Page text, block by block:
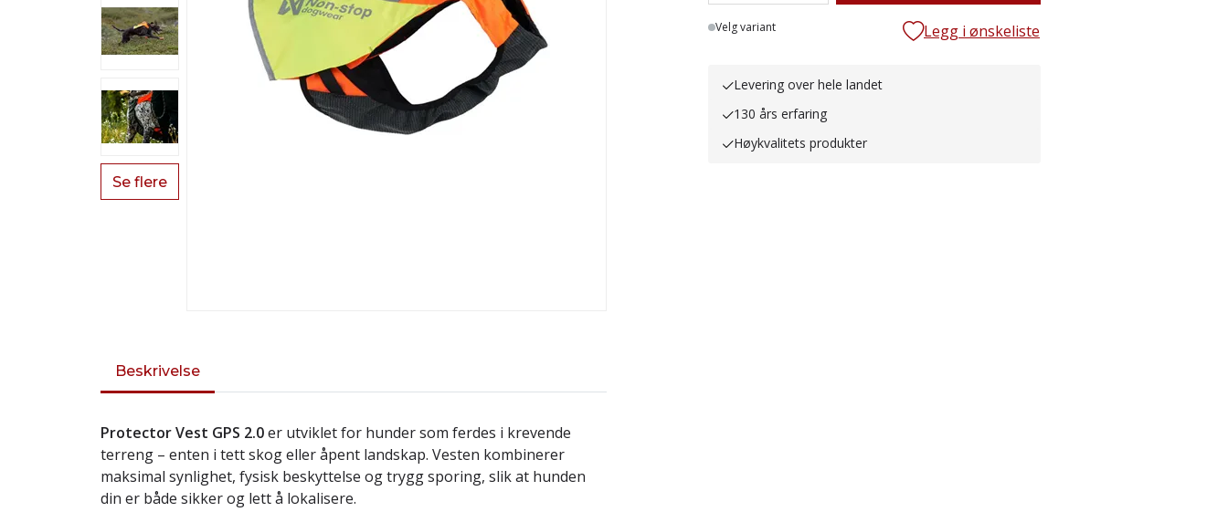
Se flere
Lager
Velg variant Legg i ønskeliste
Levering over hele landet
130 års erfaring
Høykvalitets produkter
Beskrivelse
Protector Vest GPS 2.0er utviklet for hunder som ferdes i krevende
terreng – enten i tett skog eller åpent landskap. Vesten kombinerer
maksimal synlighet, fysisk beskyttelse og trygg sporing, slik at hunden
din er både sikker og lett å lokalisere.